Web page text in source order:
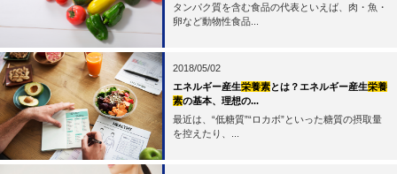
タンパク質を含む食品の代表といえば、肉・魚・
卵など動物性食品...
2018/05/02
エネルギー産生栄養素とは？エネルギー産生栄養
素の基本、理想の...
最近は、“低糖質”“ロカボ”といった糖質の摂取量
を控えたり、...